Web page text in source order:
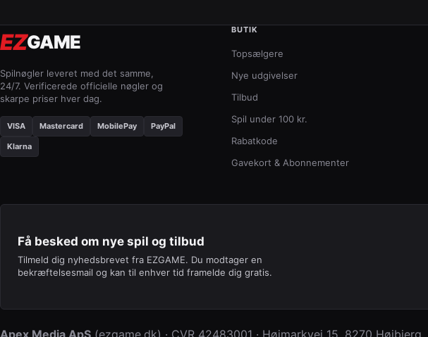
EZGAME
Spilnøgler leveret med det samme,
24/7. Verificerede officielle nøgler og
skarpe priser hver dag.
VISA Mastercard MobilePay PayPal
Klarna
BUTIK
Topsælgere
Nye udgivelser
Tilbud
Spil under 100 kr.
Rabatkode
Gavekort & Abonnementer
Få besked om nye spil og tilbud
Tilmeld dig nyhedsbrevet fra EZGAME. Du modtager en
bekræftelsesmail og kan til enhver tid framelde dig gratis.
Apex Media ApS (ezgame.dk) · CVR 42483001 · Højmarkvej 15 8270 Højbjerg